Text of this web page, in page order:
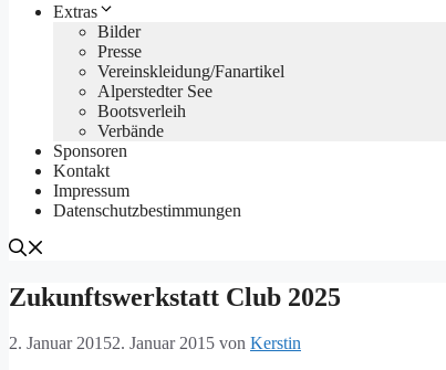
Extras
Bilder
Presse
Vereinskleidung/Fanartikel
Alperstedter See
Bootsverleih
Verbände
Sponsoren
Kontakt
Impressum
Datenschutzbestimmungen
Zukunftswerkstatt Club 2025
2. Januar 20152. Januar 2015 von Kerstin